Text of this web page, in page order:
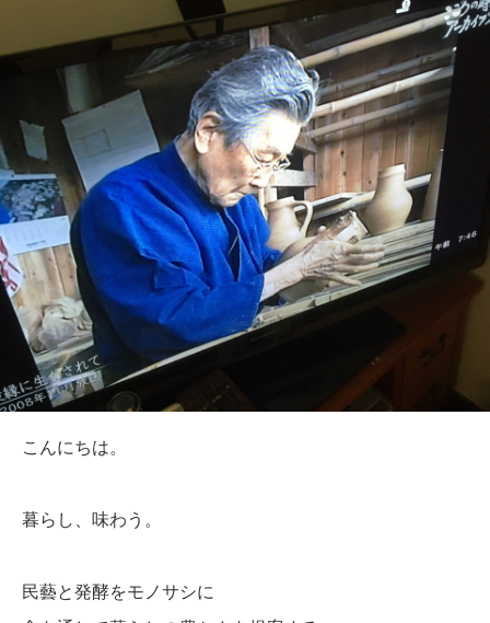
こんにちは。
暮らし、味わう。
民藝と発酵をモノサシに